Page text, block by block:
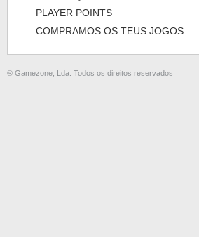
PLAYER POINTS
COMPRAMOS OS TEUS JOGOS
® Gamezone, Lda. Todos os direitos reservados